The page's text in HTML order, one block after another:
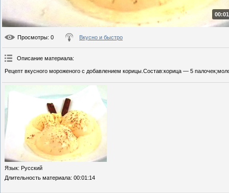
Просмотры: 0 Вкусно и быстро
Описание материала:
Рецепт вкусного мороженого с добавлением корицы.Состав:корица — 5
Язык: Русский
Длительность материала: 00:01:14